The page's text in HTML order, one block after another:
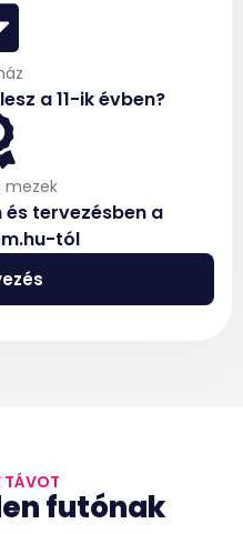
a 11-ik évben?
mezek
tervezésben a
tól
TÁVOT
futónak